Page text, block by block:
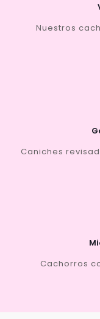
Nuestros
Caniches
Cachorros